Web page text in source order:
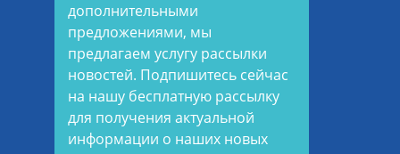
дополнительными
предложениями, мы
предлагаем услугу рассылки
новостей. Подпишитесь сейчас
на нашу бесплатную рассылку
для получения актуальной
информации о наших новых